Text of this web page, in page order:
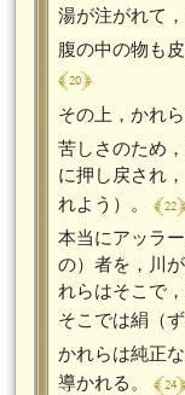
湯が注がれて，
腹の中の物も
﴾ 20 ﴿
その上，かれ
苦しさのため
に押し戻され
れよう）。 22 ﴿
本当にアッラ
の）者を，川
れらはそこで
そこでは絹（
かれらは純正
導かれる。 24 ﴿